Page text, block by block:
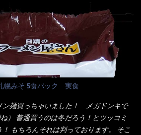
塩、とろろ芋、卵白)、かやく(小えびてん
食塩、しょうゆ、魚介エキス、たん白加
、 植物油 、香味油脂)／加工でん粉、調味
ルシウム、カラメル色素、リン酸塩
チン、酸化防止剤(ビタミンE)、クチナシ
色素、ビタミンB2、ビタミンB1、香辛料
麦・そば・卵・ さば ・大豆・豚肉・やま
料から見れば、緑のたぬきの方が蒲鉾が
のヤツね！ それとカロチン色素・・・
？ サバ読んでないか？？ ■カロリー
、炎のシルエットが辛さを醸し出してい
に惑わされてはいけない！！ 私はペ
ば】を完食した漢だ。 その後の獄激辛カ
ヌードル激辛味噌はカップに敢えて辛
る。 それはレベル5！ 日清としては最上
だ。 昨年モデルも食べてはいるけど、1年
・・いや歳だから記憶力が、どうのこう
だけのインパクトに欠けている商品と
と・・・ 小袋なんてありゃしない！ カ
て、熱湯を注ぐだけで出来る！それが
ポイント。 だから粉末スープの具も全
幌みそ 5食パック 実食
ン麺買っちゃいました！ メガドンキで
） 普通買うのは冬だろう！とツッコミ
もちろんそれは判っております。 そこ